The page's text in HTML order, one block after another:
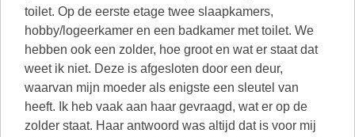
toilet. Op de eerste etage twee slaapkamers,
hobby/logeerkamer en een badkamer met toilet. We
hebben ook een zolder, hoe groot en wat er staat dat
weet ik niet. Deze is afgesloten door een deur,
waarvan mijn moeder als enigste een sleutel van
heeft. Ik heb vaak aan haar gevraagd, wat er op de
zolder staat. Haar antwoord was altijd dat is voor mij